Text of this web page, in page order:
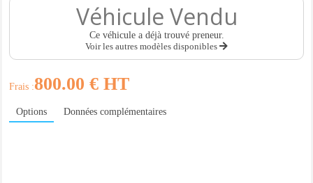
Véhicule Vendu
Ce véhicule a déjà trouvé preneur.
Voir les autres modèles disponibles
Frais :800.00 € HT
Options Données complémentaires